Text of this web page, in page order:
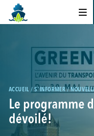
MEMBRES
ACCUEIL S'INFORMER
Le programme
dévoilé!